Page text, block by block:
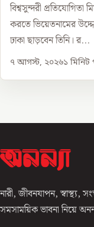
বিশ্বসুন্দরী প্রতিযোগিতা
করতে ভিয়েতনামের
ঢাকা ছাড়বেন তিনি। র...
৭ আগস্ট, ২০২৬১ মিনিট
নারী, জীবনযাপন, স্বাস্থ্য,
সমসাময়িক ভাবনা নিয়ে